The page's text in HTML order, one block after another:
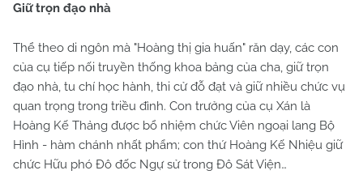
Giữ trọn đạo nhà
Thể theo di ngôn mà "Hoàng thị gia huấn" răn dạy, các con
của cụ tiếp nối truyền thống khoa bảng của cha, giữ trọn
đạo nhà, tu chí học hành, thi cử đỗ đạt và giữ nhiều chức vụ
quan trọng trong triều đình. Con trưởng của cụ Xán là
Hoàng Kế Thảng được bổ nhiệm chức Viên ngoại lang Bộ
Hình - hàm chánh nhất phẩm; con thứ Hoàng Kế Nhiệu giữ
chức Hữu phó Đô đốc Ngự sử trong Đô Sát Viện…